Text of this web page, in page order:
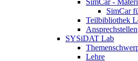
SimCar -
SimCar
Teilbibliothek
Ansprechstellen
SYSiDAT Lab
Lehre